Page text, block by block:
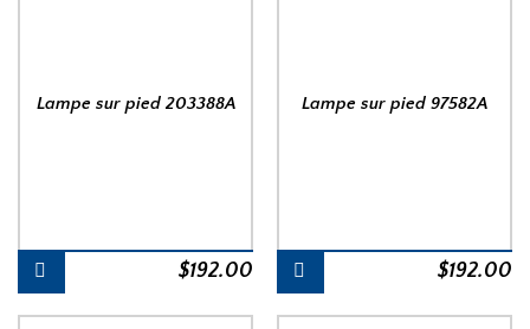
Lampe sur pied 203388A
$192.00
Lampe sur pied 97582A
$192.00